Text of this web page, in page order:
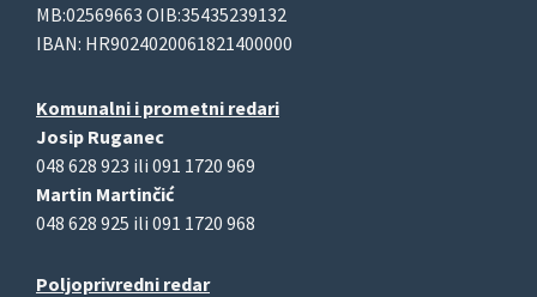
MB:02569663 OIB:35435239132
IBAN: HR9024020061821400000
Komunalni i prometni redari
Josip Ruganec
048 628 923 ili 091 1720 969
Martin Martinčić
048 628 925 ili 091 1720 968
Poljoprivredni redar